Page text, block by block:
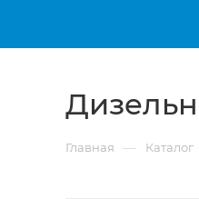
Главная — Каталог